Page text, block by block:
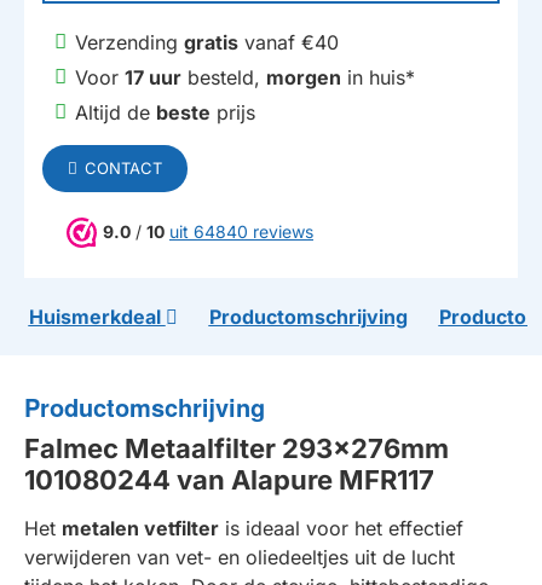
Verzending gratis vanaf €40
Voor 17 uur besteld, morgen in huis*
Altijd de beste prijs
CONTACT
9.0 / 10 uit 64840 reviews
Huismerkdeal Productomschrijving
Productomschrijving
Falmec Metaalfilter 293x276mm
101080244 van Alapure MFR117
Het metalen vetfilter is ideaal voor het effectief
verwijderen van vet- en oliedeeltjes uit de lucht